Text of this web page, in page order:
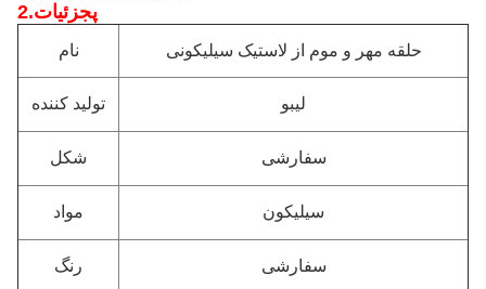
2.پجزئیات
نام حلقه مهر و موم از لاستیک سیلیکونی
تولید کننده لیبو
شکل سفارشی
مواد سیلیکون
رنگ سفارشی